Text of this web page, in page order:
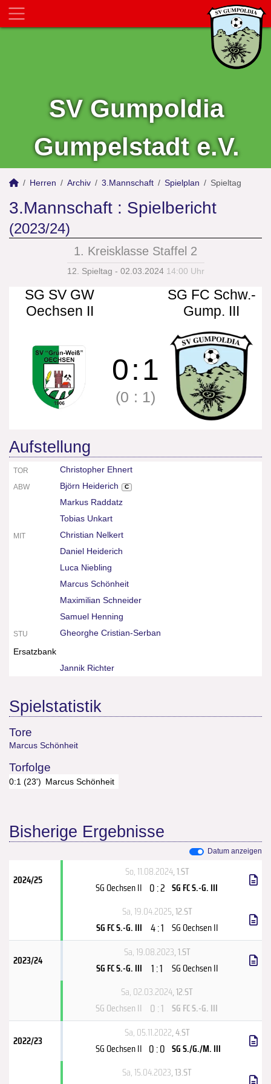
SV Gumpoldia
Gumpelstadt e.V.
Herren Archiv 3.Mannschaft Spielplan Spieltag
3.Mannschaft : Spielbericht
(2023/24)
1. Kreisklasse Staffel 2
12. Spieltag - 02.03.2024 14:00 Uhr
SG SV GW
Oechsen II
SG FC Schw.-
Gump. III
0:1
(0 : 1)
Aufstellung
TOR Christopher Ehnert
ABW Björn Heiderich C
Markus Raddatz
Tobias Unkart
MIT
Christian Nelkert
Daniel Heiderich
Luca Niebling
Marcus Schönheit
Maximilian Schneider
Samuel Henning
STU
Gheorghe Cristian-Serban
Ersatzbank
Jannik Richter
Spielstatistik
Tore
Marcus Schönheit
Torfolge
0:1 (23') Marcus Schönheit
Bisherige Ergebnisse
Datum anzeigen
2024/25
So, 11.08.2024, 1.ST
SG Oechsen II 0 : 2 SG FC S.-G. III
Sa, 19.04.2025, 12.ST
SG FC S.-G. III 4 : 1 SG Oechsen II
2023/24
Sa, 19.08.2023, 1.ST
SG FC S.-G. III
1 : 1
SG Oechsen II
Sa, 02.03.2024, 12.ST
SG Oechsen II 0 : 1 SG FC S.-G. III
2022/23
Sa, 05.11.2022, 4.ST
SG Oechsen II 0 : 0 SG S./G./M. III
Sa, 15.04.2023, 13.ST